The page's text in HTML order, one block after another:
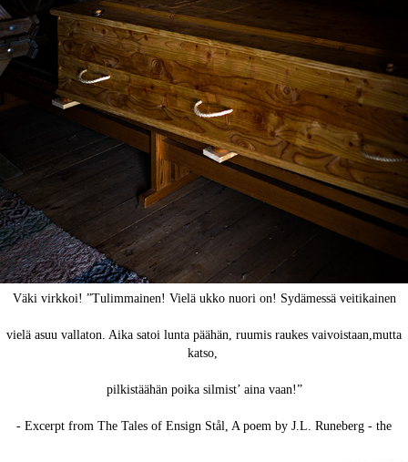
Väki virkkoi! ”Tulimmainen! Vielä ukko nuori on! Sydämessä veitikainen
vielä asuu vallaton. Aika satoi lunta päähän, ruumis raukes vaivoistaan,mutta
katso,
pilkistäähän poika silmist’ aina vaan!”
- Excerpt from The Tales of Ensign Stål, A poem by J.L. Runeberg - the